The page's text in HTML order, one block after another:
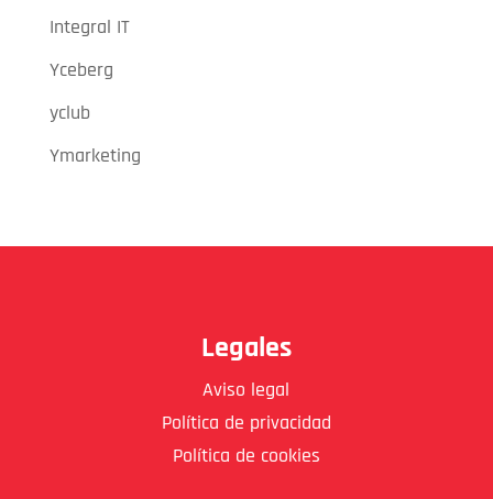
Integral IT
Yceberg
yclub
Ymarketing
Legales
Aviso legal
Política de privacidad
Política de cookies